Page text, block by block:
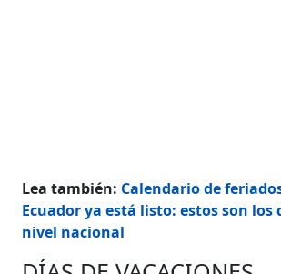
Lea también: Calendario de
Ecuador ya está listo: estos son los
nivel nacional